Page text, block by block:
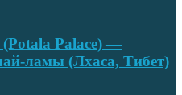
Palace) —
ламы (Лхаса, Тибет)